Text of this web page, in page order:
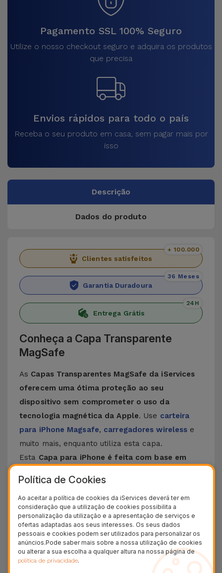
Pagamento SSL 100% Seguro
Utilize o nosso checkout seguro e adquira os produtos
que precisa
Envios rápidos para todo o país
Receba o seu produto em casa, sem pagar mais por
isso
Descrição
Dados do produto
Clientes satisfeitos
+ 100.000
Garantia Duradoura
36 Meses
Entrega Grátis
24H
Conheça a Capa Transparente
MagSafe
As Capas Transparentes MagSafe da iServices
oferecem uma ótima proteção ao seu
dispositivo sem comprometer o uso da
tecnologia magnética da Apple. Use carteira
para iPhone Magsafe, carregadores wireless e
muito mais, enquanto utiliza esta capa.
Esta Capa para iPhone é feita com base em
durabilidade e resistência ao mesmo tempo
que protegemo seu iPhone contra qualquer tipo
de quedas, riscos ou impactos que podem
imperar no dia a dia. Para além disso, esta Capa
Transparente MagSafeoferece proteção
robusta para o seu telemóvel ao mesmo tempo
adiciona estilo graças ao design elegante e
Política de Cookies
Ao aceitar a política de cookies da iServices deverá ter em
consideração que a utilização de cookies possibilita a
personalização da utilização e a apresentação de serviços e
ofertas adaptadas aos seus interesses. Os seus dados
pessoais e cookies podem ser utilizados para personalizar os
anúncios.Pode saber mais sobre a nossa utilização de cookies
ou alterar a sua escolha a qualquer altura na nossa página de
política de privacidade.